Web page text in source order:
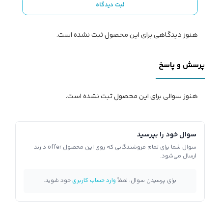
ثبت دیدگاه
هنوز دیدگاهی برای این محصول ثبت نشده است.
پرسش و پاسخ
هنوز سوالی برای این محصول ثبت نشده است.
سوال خود را بپرسید
سوال شما برای تمام فروشندگانی که روی این محصول offer دارند
ارسال می‌شود.
برای پرسیدن سوال، لطفاًوارد حساب کاربریخود شوید.